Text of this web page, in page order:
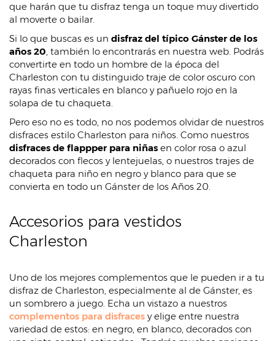
que harán que tu disfraz tenga un toque muy divertido
al moverte o bailar.
Si lo que buscas es un disfraz del típico Gánster de los
años 20, también lo encontrarás en nuestra web. Podrás
convertirte en todo un hombre de la época del
Charleston con tu distinguido traje de color oscuro con
rayas finas verticales en blanco y pañuelo rojo en la
solapa de tu chaqueta.
Pero eso no es todo, no nos podemos olvidar de nuestros
disfraces estilo Charleston para niños. Como nuestros
disfraces de flappper para niñas en color rosa o azul
decorados con flecos y lentejuelas, o nuestros trajes de
chaqueta para niño en negro y blanco para que se
convierta en todo un Gánster de los Años 20.
Accesorios para vestidos
Charleston
Uno de los mejores complementos que le pueden ir a tu
disfraz de Charleston, especialmente al de Gánster, es
un sombrero a juego. Echa un vistazo a nuestros
complementos para disfraces y elige entre nuestra
variedad de estos: en negro, en blanco, decorados con